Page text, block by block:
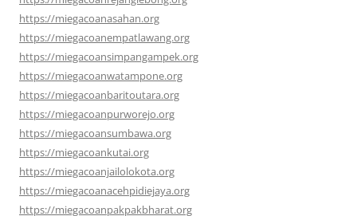
https://miegacoanasahan.org
https://miegacoanempatlawang.org
https://miegacoansimpangampek.org
https://miegacoanwatampone.org
https://miegacoanbaritoutara.org
https://miegacoanpurworejo.org
https://miegacoansumbawa.org
https://miegacoankutai.org
https://miegacoanjailolokota.org
https://miegacoanacehpidiejaya.org
https://miegacoanpakpakbharat.org